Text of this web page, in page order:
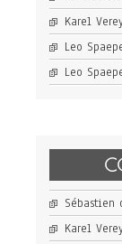
Karel
Leo
Leo
Sébastien
Karel